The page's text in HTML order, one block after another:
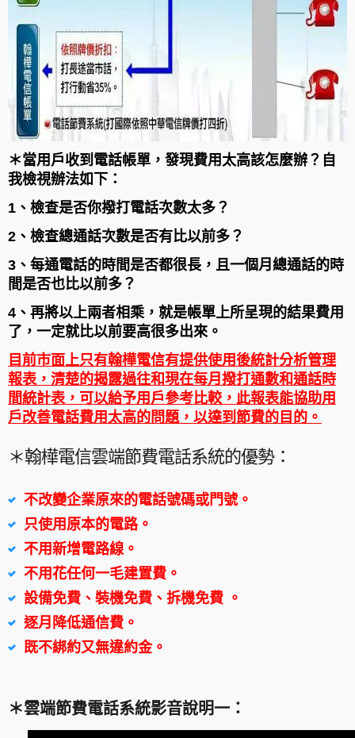
＊當用戶收到電話帳單，發現費用太高該怎麼辦？自
我檢視辦法如下：
1、檢查是否你撥打電話次數太多？
2、檢查總通話次數是否有比以前多？
3、每通電話的時間是否都很長，且一個月總通話的時
間是否也比以前多？
4、再將以上兩者相乘，就是帳單上所呈現的結果費用
了，一定就比以前要高很多出來。
目前市面上只有翰樺電信有提供使用後統計分析管理
報表，清楚的揭露過往和現在每月撥打通數和通話時
間統計表，可以給予用戶參考比較，此報表能協助用
戶改善電話費用太高的問題，以達到節費的目的。
＊翰樺電信雲端節費電話系統的優勢：
不改變企業原來的電話號碼或門號。
只使用原本的電路。
不用新增電路線。
不用花任何一毛建置費。
設備免費、裝機免費、拆機免費 。
逐月降低通信費。
既不綁約又無違約金。
＊雲端節費電話系統影音說明一：